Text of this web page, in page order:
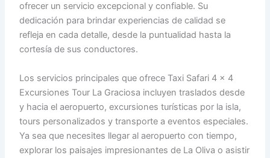
ofrecer un servicio excepcional y confiable. Su
dedicación para brindar experiencias de calidad se
refleja en cada detalle, desde la puntualidad hasta la
cortesía de sus conductores.
Los servicios principales que ofrece Taxi Safari 4 x 4
Excursiones Tour La Graciosa incluyen traslados desde
y hacia el aeropuerto, excursiones turísticas por la isla,
tours personalizados y transporte a eventos especiales.
Ya sea que necesites llegar al aeropuerto con tiempo,
explorar los paisajes impresionantes de La Oliva o asistir